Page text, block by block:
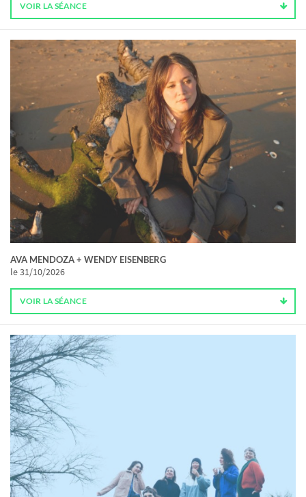
VOIR LA SÉANCE
AVA MENDOZA + WENDY EISENBERG
le 31/10/2026
VOIR LA SÉANCE